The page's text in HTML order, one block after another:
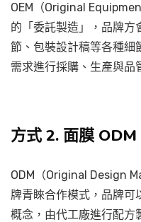
OEM（Original
的「委託製造」，品牌方
節、包裝設計稿等各種細
需求進行採購、生產與品
方式 2. 面膜 ODM
ODM（Original Design
牌青睞合作模式，品牌可
概念，由代工廠進行配方